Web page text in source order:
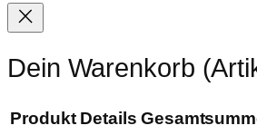
Dein Warenkorb
Produkt Details